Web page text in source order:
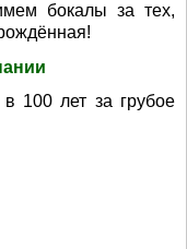
бокалы за тех,
100 лет за грубое